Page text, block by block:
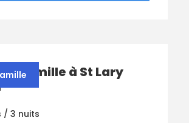
Famille à St Lary
/ 3 nuits